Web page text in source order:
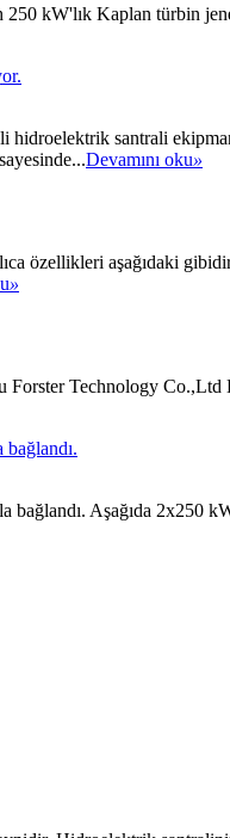
kW'lık Kaplan türbin
santrali
Devamını oku»
özellikleri aşağıdaki
»
Technology
Aşağıda 2x250